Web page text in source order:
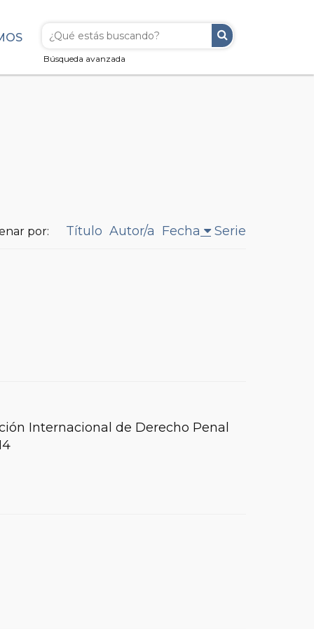
Búsqueda avanzada
por: Título Autor/a Fecha Serie
Internacional de Derecho Penal